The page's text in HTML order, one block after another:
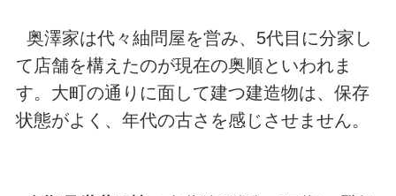
奥澤家は代々紬問屋を営み、5代目に分家し
て店舗を構えたのが現在の奥順といわれま
す。大町の通りに面して建つ建造物は、保存
状態がよく、年代の古さを感じさせません。